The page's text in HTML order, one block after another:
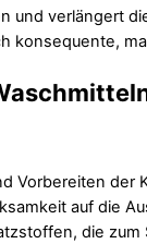
und verlängert
konsequente,
Vorbereiten der
auf die
die zum